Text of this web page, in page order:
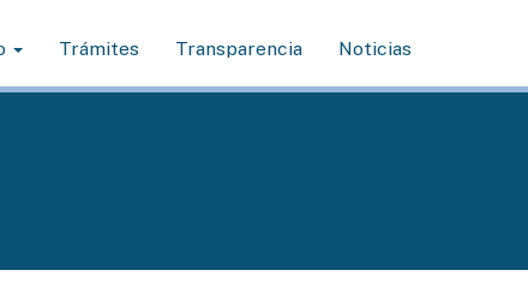
Trámites Transparencia Noticias